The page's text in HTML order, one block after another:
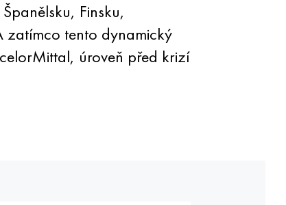
Finsku,
zatímco tento dynamický
úroveň před krizí